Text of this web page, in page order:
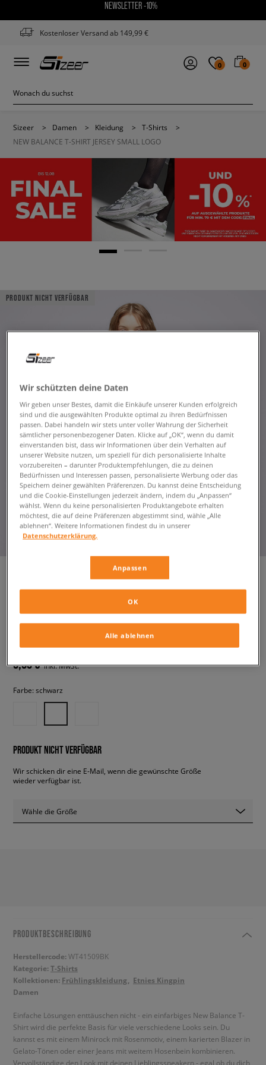
NEWSLETTER -10%
Kostenloser Versand ab 149,99 €
0 0
Sizeer > Damen > Kleidung > T-Shirts
>
NEW BALANCE T-SHIRT JERSEY SMALL LOGO
PRODUKT NICHT VERFÜGBAR
JERSEY SMALL LOGO
damen, t-shirts
9,99 € inkl. MwSt.
Farbe: schwarz
PRODUKT NICHT VERFÜGBAR
Wir schicken dir eine E-Mail, wenn die gewünschte Größe
wieder verfügbar ist.
Wähle die Größe
PRODUKTBESCHREIBUNG
Herstellercode:WT41509BK
Kategorie:T-Shirts
Kollektionen: Frühlingskleidung
Etnies Kingpin
Damen
Einfache Lösungen enttäuschen nicht - ein einfarbiges New Balance T-
Shirt wird die perfekte Basis für viele verschiedene Looks sein. Du
kannst es mit einem Minirock mit Rosenmotiv, einem karierten Blazer in
Gelato-Tönen oder einer Jeans mit weitem Hosenbein kombinieren.
Vervollständige den Look mit deinen Lieblingssneakern - egal ob du dich
Wir schützten deine Daten
Wir geben unser Bestes, damit die Einkäufe unserer Kunden erfolgreich
sind und die ausgewählten Produkte optimal zu ihren Bedürfnissen
passen. Dabei handeln wir stets unter voller Wahrung der Sicherheit
sämtlicher personenbezogener Daten. Klicke auf „OK“, wenn du damit
einverstanden bist, dass wir Informationen über dein Verhalten auf
unserer Website nutzen, um speziell für dich personalisierte Inhalte
vorzubereiten – darunter Produktempfehlungen, die zu deinen
Bedürfnissen und Interessen passen, personalisierte Werbung oder das
Speichern deiner gewählten Präferenzen. Du kannst deine Entscheidung
und die Cookie-Einstellungen jederzeit ändern, indem du „Anpassen“
wählst. Wenn du keine personalisierten Produktangebote erhalten
möchtest, die auf deine Präferenzen abgestimmt sind, wähle „Alle
ablehnen“. Weitere Informationen findest du in unserer
Datenschutzerklärung.
Anpassen
Alle ablehnen
OK